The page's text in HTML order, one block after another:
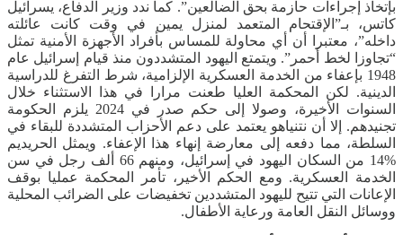
بإتخاذ إجراءات حازمة بحق الضالعين”. كما ندد وزير الدفاع، يسرائيل
كاتس، بـ”الإقتحام المتعمد لمنزل يمين في وقت كانت عائلته
داخله”، معتبرا أن أي محاولة للمساس بأفراد الأجهزة الأمنية تمثل
“تجاوزا لخط أحمر”. ويتمتع اليهود المتشددون منذ قيام إسرائيل عام
1948 بإعفاء من الخدمة العسكرية الإلزامية، شرط التفرغ للدراسية
الدينية. لكن المحكمة العليا طعنت مرارا في هذا الاستثناء خلال
السنوات الأخيرة، وصولا إلى حكم صدر في 2024 يلزم الحكومة
تجنيدهم. إلا أن نتنياهو يعتمد على دعم الأحزاب المتشددة للبقاء في
السلطة، مما دفعه إلى معارضة إنهاء هذا الإعفاء. ويمثل الحريديم
%14 من السكان اليهود في إسرائيل، ومنهم 66 ألف رجل في سن
الخدمة العسكرية. ومع الحكم الأخير، تأمر المحكمة عمليا بوقف
الإعانات التي تتيح لليهود المتشددين تخفيضات على الضرائب المحلية
ووسائل النقل العامة ورعاية الأطفال.